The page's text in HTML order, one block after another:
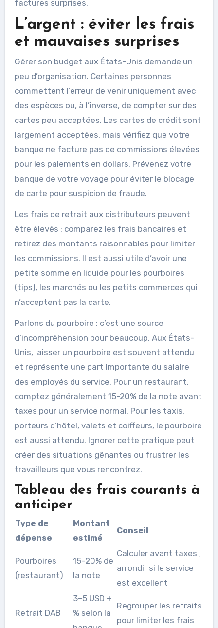
factures surprises.
L’argent : éviter les frais
et mauvaises surprises
Gérer son budget aux États-Unis demande un
peu d’organisation. Certaines personnes
commettent l’erreur de venir uniquement avec
des espèces ou, à l’inverse, de compter sur des
cartes peu acceptées. Les cartes de crédit sont
largement acceptées, mais vérifiez que votre
banque ne facture pas de commissions élevées
pour les paiements en dollars. Prévenez votre
banque de votre voyage pour éviter le blocage
de carte pour suspicion de fraude.
Les frais de retrait aux distributeurs peuvent
être élevés : comparez les frais bancaires et
retirez des montants raisonnables pour limiter
les commissions. Il est aussi utile d’avoir une
petite somme en liquide pour les pourboires
(tips), les marchés ou les petits commerces qui
n’acceptent pas la carte.
Parlons du pourboire : c’est une source
d’incompréhension pour beaucoup. Aux États-
Unis, laisser un pourboire est souvent attendu
et représente une part importante du salaire
des employés du service. Pour un restaurant,
comptez généralement 15-20% de la note avant
taxes pour un service normal. Pour les taxis,
porteurs d’hôtel, valets et coiffeurs, le pourboire
est aussi attendu. Ignorer cette pratique peut
créer des situations gênantes ou frustrer les
travailleurs que vous rencontrez.
Tableau des frais courants à
anticiper
Type de
dépense
Montant
estimé
Conseil
Pourboires
(restaurant)
15–20% de
la note
Calculer avant taxes ;
arrondir si le service
est excellent
Retrait DAB
3–5 USD +
% selon la
Regrouper les retraits
pour limiter les frais